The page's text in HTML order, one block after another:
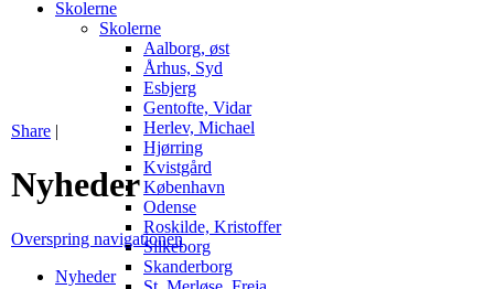
Skolerne
Skolerne
Aalborg, øst
Århus, Syd
Esbjerg
Gentofte, Vidar
Herlev, Michael
Hjørring
Kvistgård
København
Odense
Roskilde, Kristoffer
Silkeborg
Skanderborg
Share |
Nyheder
Overspring navigationen
Nyheder